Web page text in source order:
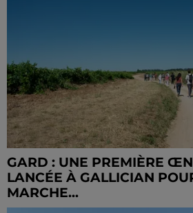
GARD : UNE PREMIÈRE
LANCÉE À GALLICIAN
MARCHE...